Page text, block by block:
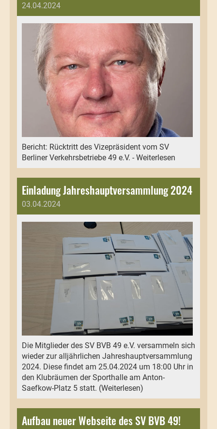
24.04.2024
Bericht: Rücktritt des Vizepräsident vom SV
Berliner Verkehrsbetriebe 49 e.V. - Weiterlesen
Einladung Jahreshauptversammlung 2024
03.04.2024
Die Mitglieder des SV BVB 49 e.V. versammeln sich
wieder zur alljährlichen Jahreshauptversammlung
2024. Diese findet am 25.04.2024 um 18:00 Uhr in
den Klubräumen der Sporthalle am Anton-
Saefkow-Platz 5 statt. (Weiterlesen)
Aufbau neuer Webseite des SV BVB 49!